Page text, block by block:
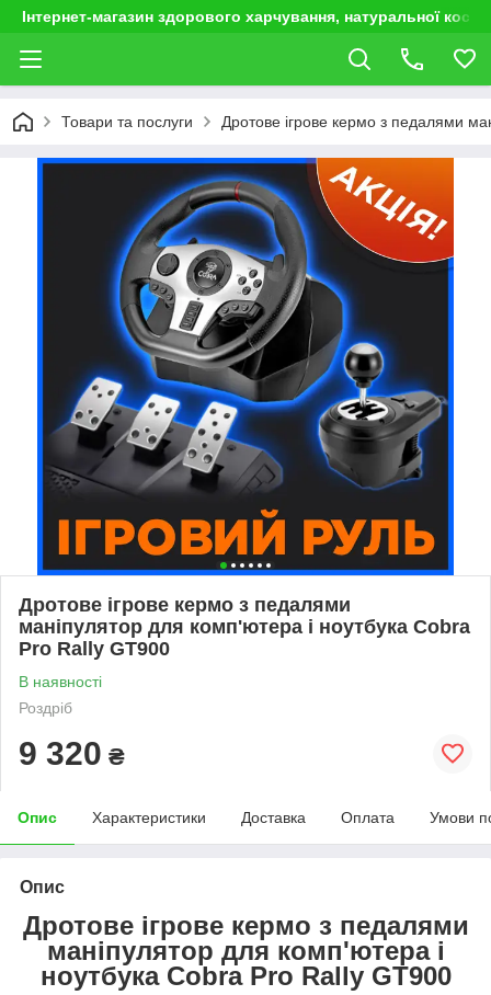
Інтернет-магазин здорового харчування, натуральної
Товари та послуги Дротове ігрове кермо з педалями
Дротове ігрове кермо з педалями
маніпулятор для комп'ютера і ноутбука Cobra
Pro Rally GT900
В наявності
Роздріб
9 320 ₴
Опис Характеристики Доставка Оплата Умови
Опис
Дротове ігрове кермо з педалями
маніпулятор для комп'ютера і
ноутбука Cobra Pro Rally GT900